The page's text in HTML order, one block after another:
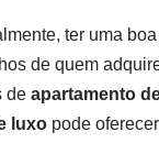
ter uma
de quem
de apartamento
luxopode